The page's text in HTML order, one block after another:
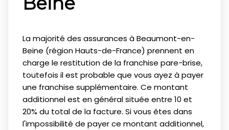
La majorité des assurances à Beaumont-en-
Beine (région Hauts-de-France) prennent en
charge le restitution de la franchise pare-brise,
toutefois il est probable que vous ayez à payer
une franchise supplémentaire. Ce montant
additionnel est en général située entre 10 et
20% du total de la facture. Si vous êtes dans
l'impossibilité de payer ce montant additionnel,